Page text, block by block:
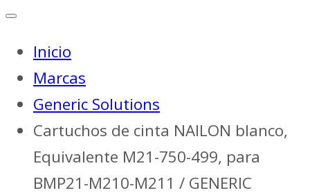
Inicio
Marcas
Generic Solutions
Cartuchos de cinta NAILON blanco,
Equivalente M21-750-499, para
BMP21-M210-M211 / GENERIC